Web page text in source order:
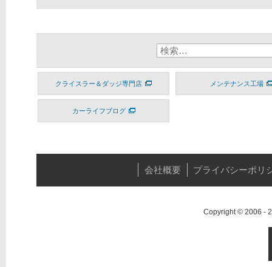
クライスラー＆ダッジ専門店 メンテナンス工場
カーライフブログ
会社概要 プライバシーポリ
Copyright © 2006 -